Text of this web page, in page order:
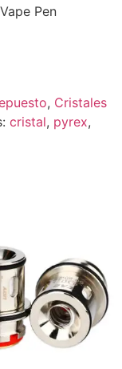
Pen
, Cristales
cristal, pyrex,